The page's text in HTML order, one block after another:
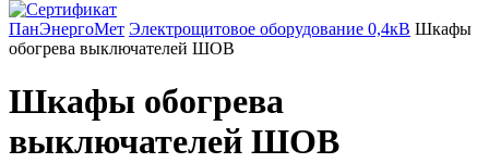
ПанЭнергоМет Электрощитовое оборудование 0,4кВ Шкафы
обогрева выключателей ШОВ
Шкафы обогрева
выключателей ШОВ